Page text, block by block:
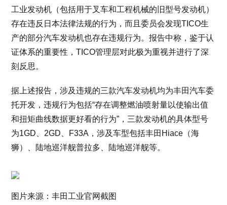
工业发动机（包括用于叉车和工程机械的旧型号发动机）
存在违反日本法律法规的行为，而且委员会发现TICO生
产的部分汽车发动机也存在违规行为。报告中称，鉴于认
证体系的重要性，TICO管理层对此极为重视并进行了深
刻反思。
据上述报告，涉及违规的三款汽车发动机均为丰田汽车委
托开发，违规行为包括“存在调整燃油喷射量以使输出值
和扭矩曲线数据更好看的行为”，三款发动机的具体型号
为1GD、2GD、F33A，涉及车型包括丰田Hiace（海
狮）、陆地巡洋舰普拉多、陆地巡洋舰等。
图片来源：丰田工业官网截图